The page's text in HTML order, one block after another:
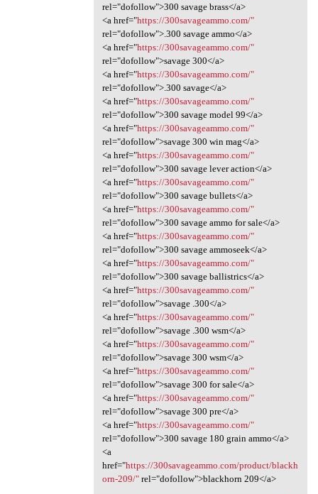
rel="dofollow">300 savage brass</a>
<a href="https://300savageammo.com/"
rel="dofollow">.300 savage ammo</a>
<a href="https://300savageammo.com/"
rel="dofollow">savage 300</a>
<a href="https://300savageammo.com/"
rel="dofollow">.300 savage</a>
<a href="https://300savageammo.com/"
rel="dofollow">300 savage model 99</a>
<a href="https://300savageammo.com/"
rel="dofollow">savage 300 win mag</a>
<a href="https://300savageammo.com/"
rel="dofollow">300 savage lever action</a>
<a href="https://300savageammo.com/"
rel="dofollow">300 savage bullets</a>
<a href="https://300savageammo.com/"
rel="dofollow">300 savage ammo for sale</a>
<a href="https://300savageammo.com/"
rel="dofollow">300 savage ammoseek</a>
<a href="https://300savageammo.com/"
rel="dofollow">300 savage ballistrics</a>
<a href="https://300savageammo.com/"
rel="dofollow">savage .300</a>
<a href="https://300savageammo.com/"
rel="dofollow">savage .300 wsm</a>
<a href="https://300savageammo.com/"
rel="dofollow">savage 300 wsm</a>
<a href="https://300savageammo.com/"
rel="dofollow">savage 300 for sale</a>
<a href="https://300savageammo.com/"
rel="dofollow">savage 300 pre</a>
<a href="https://300savageammo.com/"
rel="dofollow">300 savage 180 grain ammo</a>
<a
href="https://300savageammo.com/product/blackh
orn-209/"rel="dofollow">blackhorn 209</a>